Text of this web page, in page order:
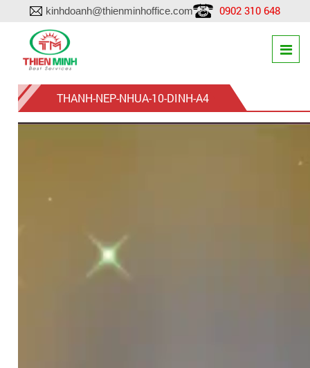
kinhdoanh@thienminhoffice.com 0902 310 648
THANH-NEP-NHUA-10-DINH-A4